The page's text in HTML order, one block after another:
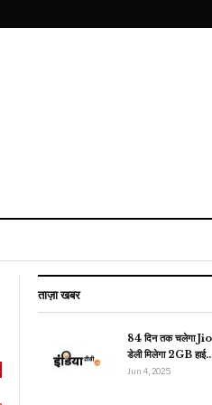
ताज़ा खबर
84 दिन तक चलेगा Jio
डेली मिलेगा 2GB
Jun 4, 2025